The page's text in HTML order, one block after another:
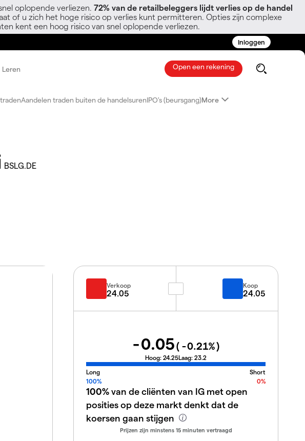
oplopende verliezen. 72% van de retailbeleggers lijdt verlies op de handel
of u zich het hoge risico op verlies kunt permitteren. Opties zijn complexe
kent een hoog risico van snel oplopende verliezen.
Inloggen
Leren Open een rekening
Aandelen traden buiten de handelsurenIPO's (beursgang)More
BSLG.DE
Verkoop
24.05
Koop
24.05
-0.05( -0.21%)
Hoog: 24.25Laag: 23.2
Long
Short
100%
0%
100%van de cliënten van IG met open
posities op deze markt denkt dat de
koersen gaan stijgen
Prijzen zijn minstens 15 minuten vertraagd